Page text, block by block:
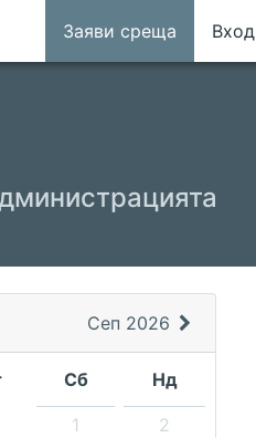
Заяви среща Вход
Сеп 2026
Сб Нд
1 2